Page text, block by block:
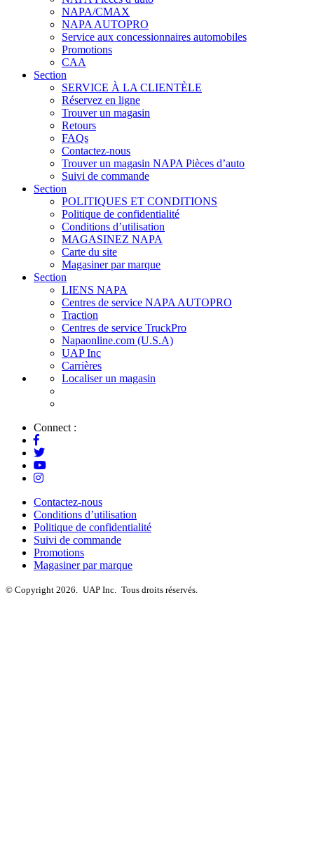
NAPA/CMAX
NAPA AUTOPRO
Service aux concessionnaires automobiles
Promotions
CAA
Section
SERVICE À LA CLIENTÈLE
Réservez en ligne
Trouver un magasin
Retours
FAQs
Contactez-nous
Trouver un magasin NAPA Pièces d’auto
Suivi de commande
Section
POLITIQUES ET CONDITIONS
Politique de confidentialité
Conditions d’utilisation
MAGASINEZ NAPA
Carte du site
Magasiner par marque
Section
LIENS NAPA
Centres de service NAPA AUTOPRO
Traction
Centres de service TruckPro
Napaonline.com (U.S.A)
UAP Inc
Carrières
Localiser un magasin
Connect :
Contactez-nous
Conditions d’utilisation
Politique de confidentialité
Suivi de commande
Promotions
Magasiner par marque
© Copyright 2026. UAP Inc. Tous droits réservés.